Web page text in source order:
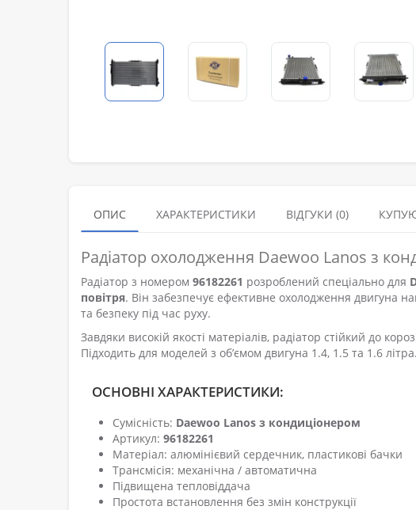
ОПИС ХАРАКТЕРИСТИКИ ВІДГУКИ (0)
Радіатор охолодження Daewoo Lanos з
Радіатор з номером 96182261 розроблений спеціально для
повітря. Він забезпечує ефективне охолодження двигуна
та безпеку під час руху.
Завдяки високій якості матеріалів, радіатор стійкий до
Підходить для моделей з об’ємом двигуна 1.4, 1.5 та 1.6 літра.
ОСНОВНІ ХАРАКТЕРИСТИКИ:
Сумісність: Daewoo Lanos з кондиціонером
Артикул: 96182261
Матеріал: алюмінієвий сердечник, пластикові бачки
Трансмісія: механічна / автоматична
Підвищена тепловіддача
Простота встановлення без змін конструкції